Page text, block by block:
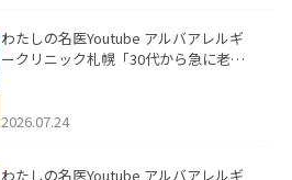
わたしの名医Youtube アルバアレルギ
ークリニック札幌「30代から急に老け
た。
2026.07.24
わたしの名医Youtube アルバアレルギ